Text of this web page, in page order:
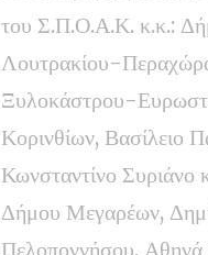
του Σ.Π.Ο.Α.Κ. κ.κ.:
Λουτρακίου-
Ξυλοκάστρου-
Κορινθίων, Βασίλειο
Κωνσταντίνο Συριάνο
Δήμου Μεγαρέων,
Πελοποννήσου,